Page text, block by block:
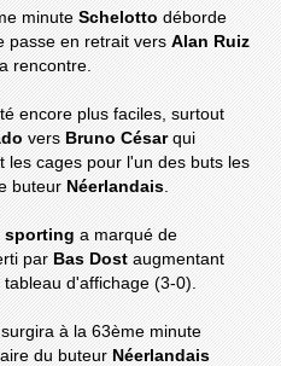
minuteSchelottodéborde
passe en retrait versAlan Ruiz
rencontre.
encore plus faciles, surtout
vers Bruno Césarqui
les cages pour l'un des buts les
buteur Néerlandais
sportinga marqué de
par Bas Dost augmentant
d'affichage (3-0).
à la 63ème minute
du buteur Néerlandais